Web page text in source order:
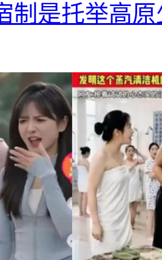
制是托举高